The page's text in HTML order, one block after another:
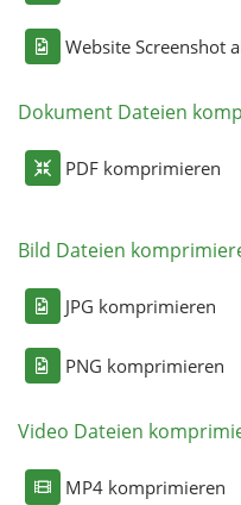
Website Screenshot
Dokument Dateien
PDF komprimieren
Bild Dateien
JPG komprimieren
PNG komprimieren
Video Dateien
MP4 komprimieren